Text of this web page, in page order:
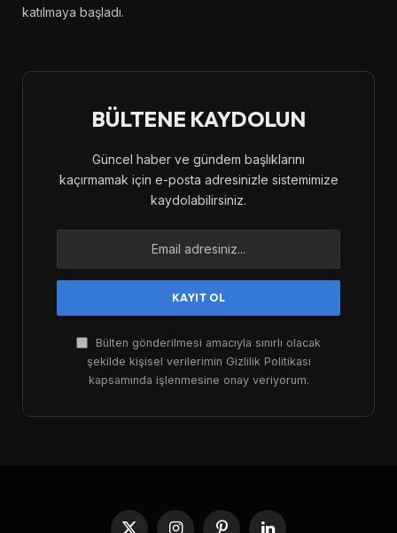
katılmaya başladı.
BÜLTENE KAYDOLUN
Güncel haber ve gündem başlıklarını
kaçırmamak için e-posta adresinizle sistemimize
kaydolabilirsiniz.
Bülten gönderilmesi amacıyla sınırlı olacak
şekilde kişisel verilerimin Gizlilik Politikası
kapsamında işlenmesine onay veriyorum.